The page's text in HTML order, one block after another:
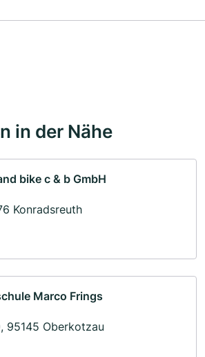
in der Nähe
bike c & b GmbH
Konradsreuth
Marco Frings
95145 Oberkotzau